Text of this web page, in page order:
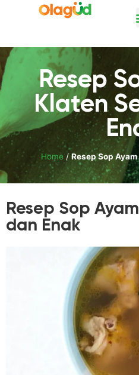
Resep
Klaten
Home /Resep Sop
Resep Sop
dan Enak